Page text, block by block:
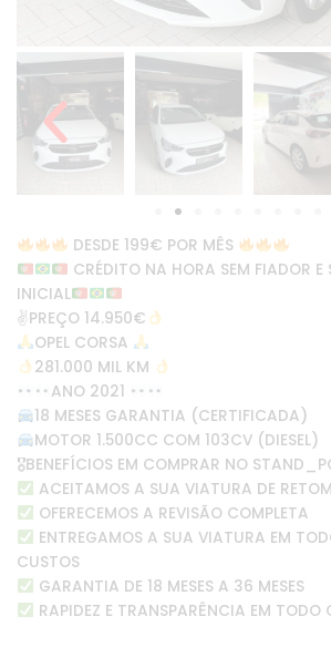
DESDE 199€ POR MÊS
CRÉDITO NA HORA SEM FIADOR E
INICIAL
✌PREÇO 14.950€
OPEL CORSA
281.000 MIL KM
ANO 2021
18 MESES GARANTIA (CERTIFICADA)
MOTOR 1.500CC COM 103CV (DIESEL)
🎖BENEFÍCIOS EM COMPRAR NO
ACEITAMOS A SUA VIATURA DE
OFERECEMOS A REVISÃO COMPLETA
ENTREGAMOS A SUA VIATURA EM
CUSTOS
GARANTIA DE 18 MESES A 36 MESES
RAPIDEZ E TRANSPARÊNCIA EM TODO